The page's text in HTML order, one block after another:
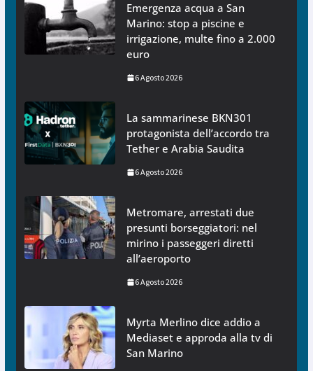
Emergenza acqua a San
Marino: stop a piscine e
irrigazione, multe fino a 2.000
euro
6 Agosto 2026
La sammarinese BKN301
protagonista dell’accordo tra
Tether e Arabia Saudita
6 Agosto 2026
Metromare, arrestati due
presunti borseggiatori: nel
mirino i passeggeri diretti
all’aeroporto
6 Agosto 2026
Myrta Merlino dice addio a
Mediaset e approda alla tv di
San Marino